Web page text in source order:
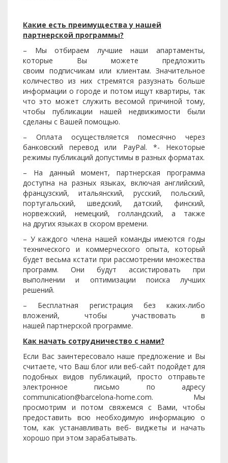
Какие есть преимущества у нашей
партнерской программы?
– Мы отбираем лучшие наши апартаменты,
которые Вы можете предложить
своим подписчикам или клиентам. Значительное
количество из них стремятся разузнать больше
информации о городе и потом ищут квартиры, так
что это может служить весомой причиной тому,
чтобы публикации нашей недвижимости были
сделаны с Вашей помощью.
– Оплата осуществляется помесячно через
банковский перевод или PayPal. *- Некоторые
режимы публикаций допустимы в разных форматах.
– На данный момент, партнерская программа
доступна на разных языках, включая английский,
французский, итальянский, русский, польский,
португальский, шведский, датский, финский,
норвежский, немецкий, голландский, а также
на других языках в скором времени.
– У каждого члена нашей команды имеются годы
технического и коммерческого опыта, который
будет весьма кстати при рассмотрении множества
программ. Они будут ассистировать при
выполнении и оптимизации поиска лучших
решений.
– Бесплатная регистрация без каких-либо
вложений, чтобы участвовать в
нашей партнерской программе.
Как начать сотрудничество с нами?
Если Вас заинтересовало наше предложение и Вы
считаете, что Ваш блог или веб-сайт подойдет для
подобных видов публикаций, просто отправьте
электронное письмо по адресу
communication@barcelona-home.com. Мы
просмотрим и потом свяжемся с Вами, чтобы
предоставить всю необходимую информацию о
том, как устанавливать веб- виджеты и начать
хорошо при этом зарабатывать.